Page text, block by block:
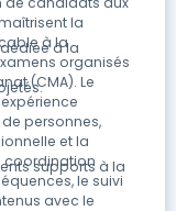
la
à la
organisés
(CMA). Le
personnes,
et la
coordination
le suivi
avec le
à la
supports à la